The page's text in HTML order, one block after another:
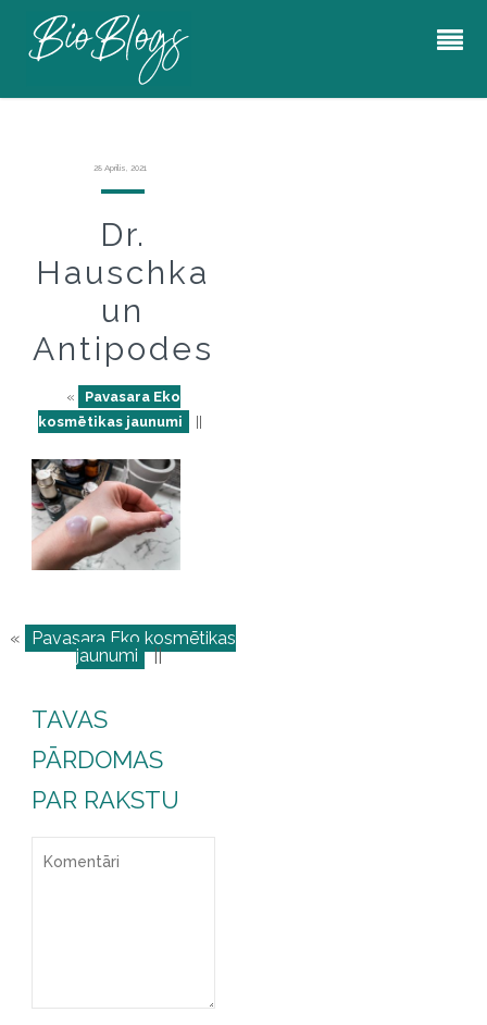
28 Aprīlis, 2021
Dr.
Hauschka
un
Antipodes
«
Pavasara Eko
kosmētikas jaunumi
«
Pavasara Eko kosmētikas
jaunumi ||
TAVAS
PĀRDOMAS
PAR RAKSTU